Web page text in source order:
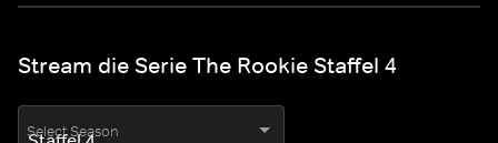
Stream die Serie The Rookie Staffel 4
Select Season